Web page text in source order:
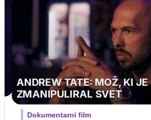
MOJ PRIJATELJ PINGVIN
Film meseca / družinski, pustolovski